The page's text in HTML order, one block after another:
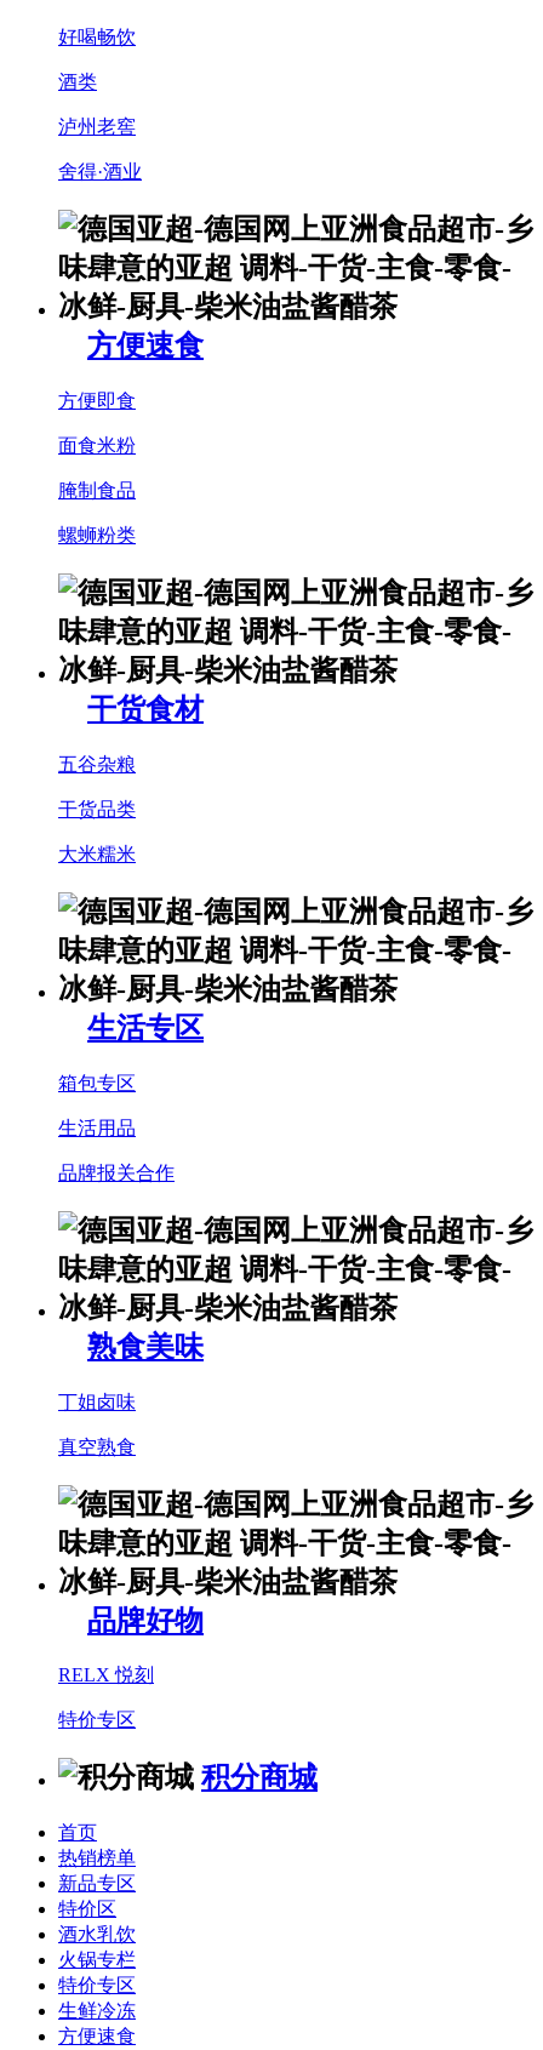
好喝畅饮
酒类
泸州老窖
舍得·酒业
方便速食
方便即食
面食米粉
腌制食品
螺蛳粉类
干货食材
五谷杂粮
干货品类
大米糯米
生活专区
箱包专区
生活用品
品牌报关合作
熟食美味
丁姐卤味
真空熟食
品牌好物
RELX 悦刻
特价专区
积分商城
首页
热销榜单
新品专区
特价区
酒水乳饮
火锅专栏
特价专区
生鲜冷冻
方便速食